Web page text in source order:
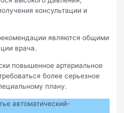
консультации и
являются общими
врача.
повышенное артериальное
более серьезное
плану.
автоматический-